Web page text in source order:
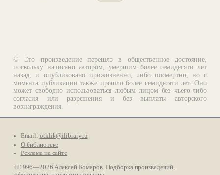
© Это произведение перешло в общественное достояние,
поскольку написано автором, умершим более семидесяти лет
назад, и опубликовано прижизненно, либо посмертно, но с
момента публикации также прошло более семидесяти лет. Оно
может свободно использоваться любым лицом без чьего-либо
согласия или разрешения и без выплаты авторского
вознаграждения.
Email: otklik@ilibrary.ru
О библиотеке
Реклама на сайте
©1996—2026 Алексей Комаров. Подборка произведений,